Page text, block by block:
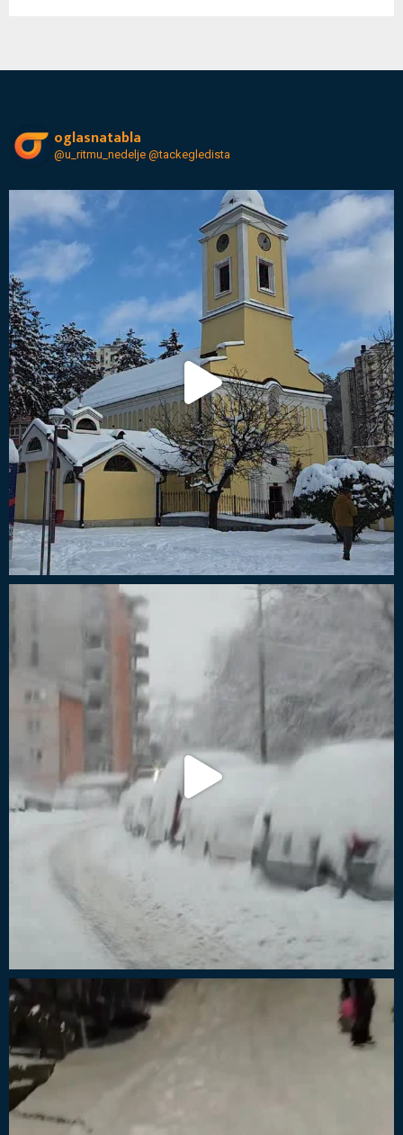
oglasnatabla
@u_ritmu_nedelje @tackegledista